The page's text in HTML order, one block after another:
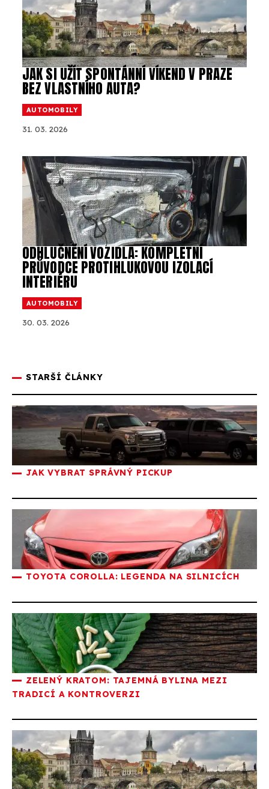
JAK SI UŽÍT SPONTÁNNÍ VÍKEND V PRAZE
BEZ VLASTNÍHO AUTA?
AUTOMOBILY
31. 03. 2026
ODHLUČNĚNÍ VOZIDLA: KOMPLETNÍ
PRŮVODCE PROTIHLUKOVOU IZOLACÍ
INTERIÉRU
AUTOMOBILY
30. 03. 2026
STARŠÍ ČLÁNKY
JAK VYBRAT SPRÁVNÝ PICKUP
TOYOTA COROLLA: LEGENDA NA SILNICÍCH
ZELENÝ KRATOM: TAJEMNÁ BYLINA MEZI
TRADICÍ A KONTROVERZI